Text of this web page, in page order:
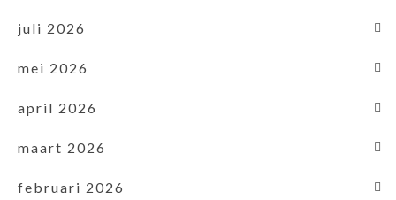
juli 2026
mei 2026
april 2026
maart 2026
februari 2026